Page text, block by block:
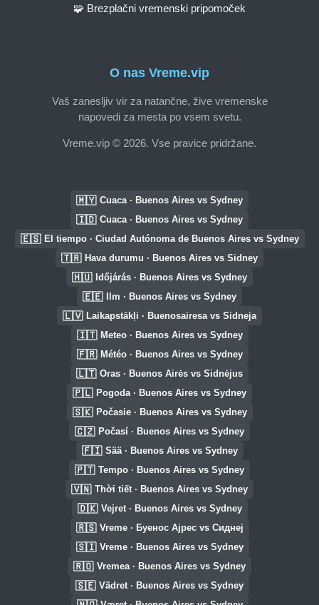
O nas Vreme.vip
Vaš zanesljiv vir za natančne, žive vremenske
napovedi za mesta po vsem svetu.
Vreme.vip © 2026. Vse pravice pridržane.
🧩 Brezplačni vremenski pripomoček
🇲🇾 Cuaca · Buenos Aires vs Sydney
🇮🇩 Cuaca · Buenos Aires vs Sydney
🇪🇸 El tiempo · Ciudad Autónoma de Buenos Aires vs Sydney
🇹🇷 Hava durumu · Buenos Aires vs Sidney
🇭🇺 Időjárás · Buenos Aires vs Sydney
🇪🇪 Ilm · Buenos Aires vs Sydney
🇱🇻 Laikapstākļi · Buenosairesa vs Sidneja
🇮🇹 Meteo · Buenos Aires vs Sydney
🇫🇷 Météo · Buenos Aires vs Sydney
🇱🇹 Oras · Buenos Airės vs Sidnėjus
🇵🇱 Pogoda · Buenos Aires vs Sydney
🇸🇰 Počasie · Buenos Aires vs Sydney
🇨🇿 Počasí · Buenos Aires vs Sydney
🇫🇮 Sää · Buenos Aires vs Sydney
🇵🇹 Tempo · Buenos Aires vs Sydney
🇻🇳 Thời tiết · Buenos Aires vs Sydney
🇩🇰 Vejret · Buenos Aires vs Sydney
🇷🇸 Vreme · Буенос Ајрес vs Сиднеј
🇸🇮 Vreme · Buenos Aires vs Sydney
🇷🇴 Vremea · Buenos Aires vs Sydney
🇸🇪 Vädret · Buenos Aires vs Sydney